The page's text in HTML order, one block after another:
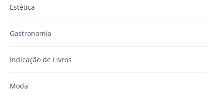
Estética
Gastronomia
Indicação de Livros
Moda